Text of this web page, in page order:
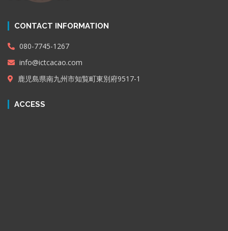
CONTACT INFORMATION
080-7745-1267
info@ictcacao.com
鹿児島県南九州市知覧町東別府9517-1
ACCESS